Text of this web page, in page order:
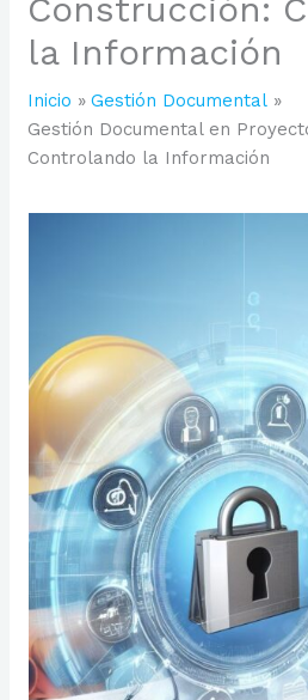
Construcción:
la Información
Inicio
Gestión Documental
Gestión Documental en
Controlando la Información